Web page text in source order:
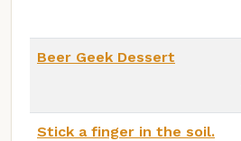
Beer Geek Dessert
Stick a finger in the soil.